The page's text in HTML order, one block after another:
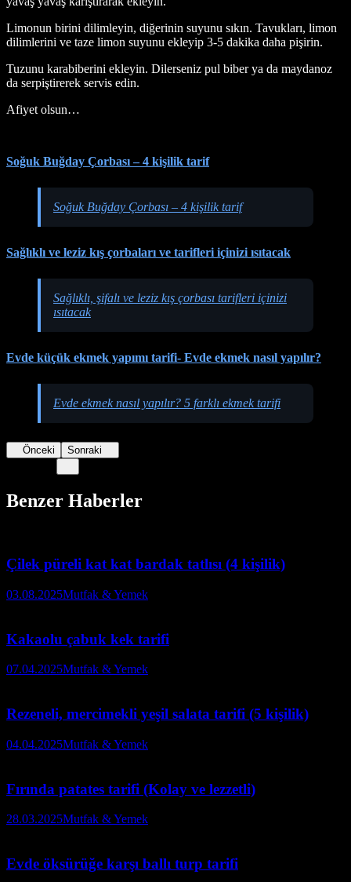
Limonun birini dilimleyin, diğerinin suyunu sıkın. Tavukları, limon
dilimlerini ve taze limon suyunu ekleyip 3-5 dakika daha pişirin.
Tuzunu karabiberini ekleyin. Dilerseniz pul biber ya da maydanoz
da serpiştirerek servis edin.
Afiyet olsun…
Soğuk Buğday Çorbası – 4 kişilik tarif
Soğuk Buğday Çorbası – 4 kişilik tarif
Sağlıklı ve leziz kış çorbaları ve tarifleri içinizi ısıtacak
Sağlıklı, şifalı ve leziz kış çorbası tarifleri içinizi
ısıtacak
Evde küçük ekmek yapımı tarifi- Evde ekmek nasıl yapılır?
Evde ekmek nasıl yapılır? 5 farklı ekmek tarifi
Önceki Sonraki
Benzer Haberler
Çilek püreli kat kat bardak tatlısı (4 kişilik)
03.08.2025Mutfak & Yemek
Kakaolu çabuk kek tarifi
07.04.2025Mutfak & Yemek
Rezeneli, mercimekli yeşil salata tarifi (5 kişilik)
04.04.2025Mutfak & Yemek
Fırında patates tarifi (Kolay ve lezzetli)
28.03.2025Mutfak & Yemek
Evde öksürüğe karşı ballı turp tarifi